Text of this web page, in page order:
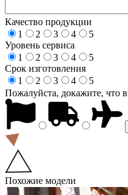
Качество продукции
1
2 3 4
5
Уровень сервиса
1
2 3 4
5
Срок изготовления
1
2 3 4
5
Пожалуйста, докажите, что
Похожие модели